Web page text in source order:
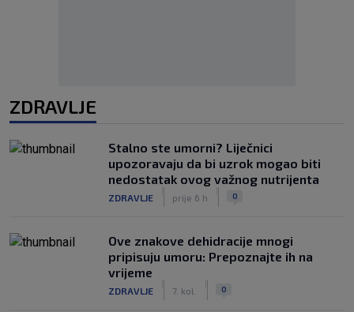
ZDRAVLJE
Stalno ste umorni? Liječnici
upozoravaju da bi uzrok mogao biti
nedostatak ovog važnog nutrijenta
ZDRAVLJE prije 6 h 0
Ove znakove dehidracije mnogi
pripisuju umoru: Prepoznajte ih na
vrijeme
ZDRAVLJE 7. kol. 0